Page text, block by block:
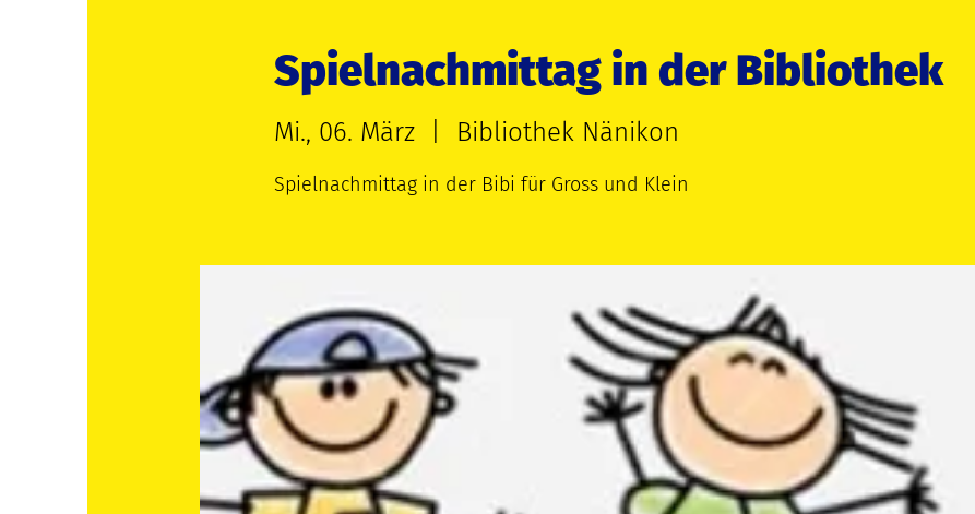
Spielnachmittag in der Bibliothek
Mi., 06. März
  |
Bibliothek Nänikon
Spielnachmittag in der Bibi für Gross und Klein